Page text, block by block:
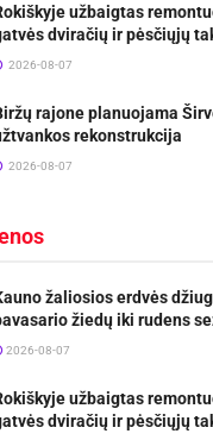
užbaigtas
dviračių ir pėsčiųjų
2026-08-07
rajone planuojama
rekonstrukcija
2026-08-07
žaliosios erdvės
žiedų iki rudens
2026-08-07
užbaigtas
dviračių ir pėsčiųjų